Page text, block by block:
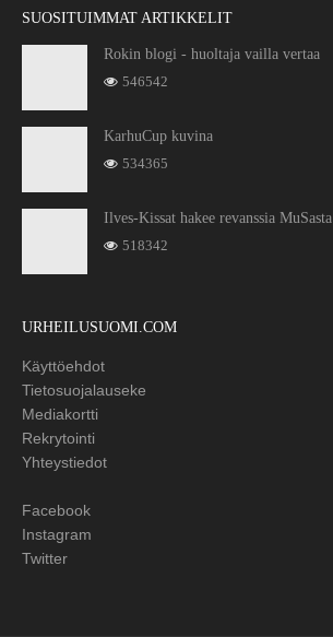
SUOSITUIMMAT ARTIKKELIT
Rokin blogi - huoltaja vailla vertaa
546542
KarhuCup kuvina
534365
Ilves-Kissat hakee revanssia MuSasta
518342
URHEILUSUOMI.COM
Käyttöehdot
Tietosuojalauseke
Mediakortti
Rekrytointi
Yhteystiedot
Facebook
Instagram
Twitter